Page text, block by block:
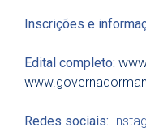
Inscrições e
Edital completo:
Redes sociais: